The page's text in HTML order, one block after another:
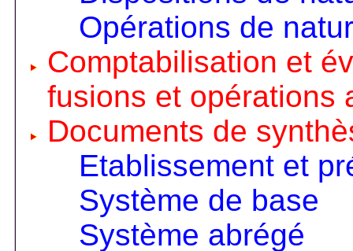
Opérations de
Comptabilisation et
fusions et opérations
Documents de
Etablissement et
Système de base
Système abrégé